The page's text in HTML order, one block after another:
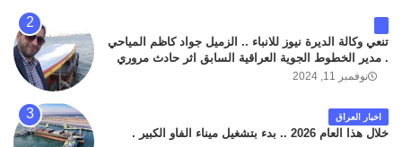
تنعي وكالة الديرة نيوز للانباء .. الزميل جواد كاظم المياحي
. مدير الخطوط الجوية العراقية السابق اثر حادث مروري
داخل مطار البصرة الدولي اليوم الاثنين على الطريق
كان سبب الحادث يعود لتصادم عجلته مع عجلة نوع كيا بنكو
تابعة لشركة الهلال الماسكة لإعمار مطار البصرة الدولي .
سائلين الله عز وجل ان يتغمد الفقيد بواسع رحمته ، و انا
نوفمبر 11, 2024
اخبار العراق
خلال هذا العام 2026 .. بدء بتشغيل ميناء الفاو الكبير .